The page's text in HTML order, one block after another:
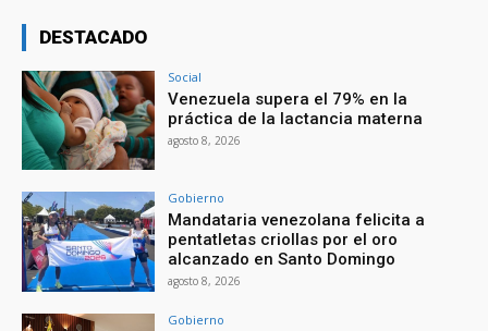
DESTACADO
Social
Venezuela supera el 79% en la
práctica de la lactancia materna
agosto 8, 2026
Gobierno
Mandataria venezolana felicita a
pentatletas criollas por el oro
alcanzado en Santo Domingo
agosto 8, 2026
Gobierno